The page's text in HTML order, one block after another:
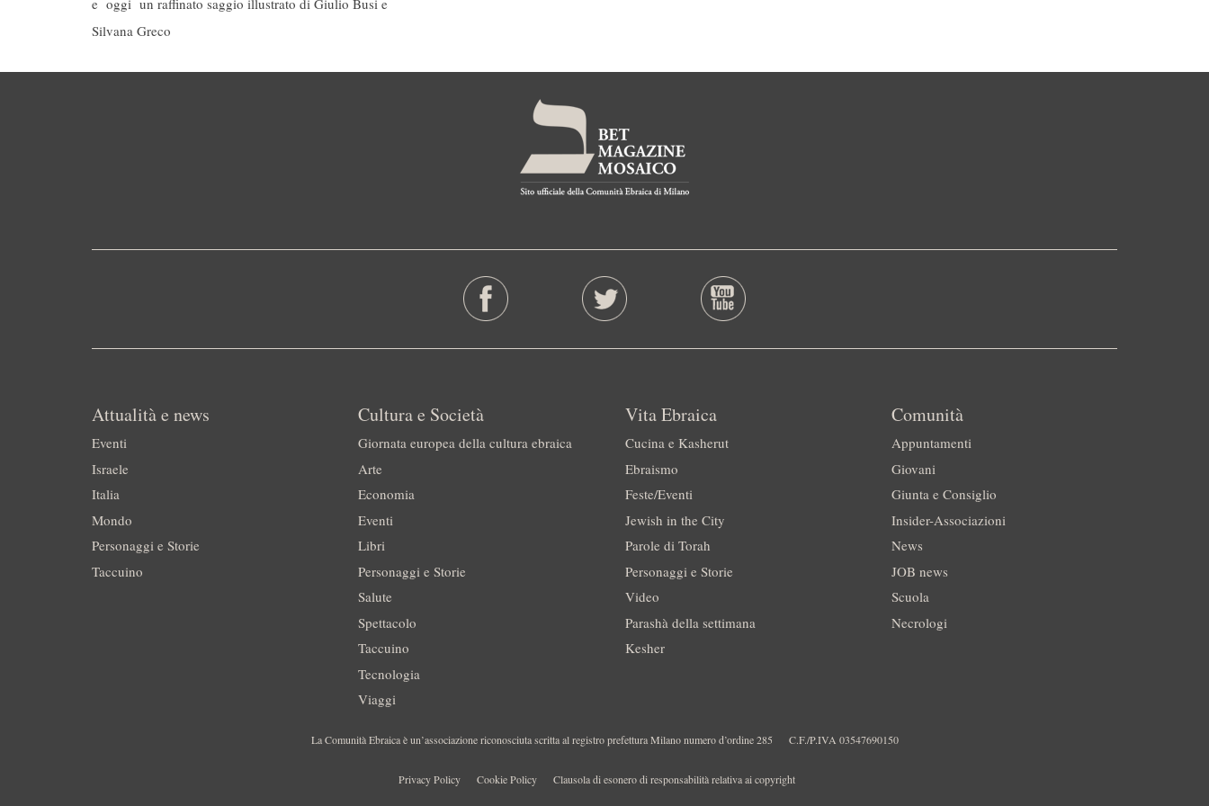
e oggi un raffinato saggio illustrato di Giulio Busi e
Silvana Greco
Attualità e news
Eventi
Israele
Italia
Mondo
Personaggi e Storie
Taccuino
Cultura e Società
Giornata europea della cultura ebraica
Arte
Economia
Eventi
Libri
Personaggi e Storie
Salute
Spettacolo
Taccuino
Tecnologia
Viaggi
Vita Ebraica
Cucina e Kasherut
Ebraismo
Feste/Eventi
Jewish in the City
Parole di Torah
Personaggi e Storie
Video
Parashà della settimana
Kesher
Comunità
Appuntamenti
Giovani
Giunta e Consiglio
Insider-Associazioni
News
JOB news
Scuola
Necrologi
La Comunità Ebraica è un’associazione riconosciuta scritta al registro prefettura Milano numero d’ordine 285 C.F./P.IVA 03547690150
Privacy Policy Cookie Policy Clausola di esonero di responsabilità relativa ai copyright